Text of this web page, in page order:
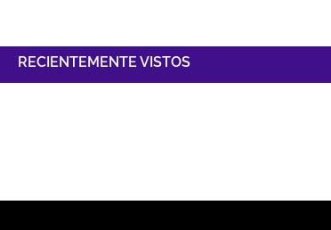
RECIENTEMENTE VISTOS